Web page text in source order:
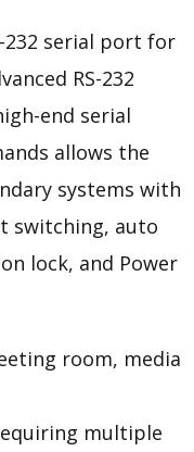
232 serial port for
RS-232
end serial
allows the
systems with
switching, auto
lock, and Power
room, media
multiple